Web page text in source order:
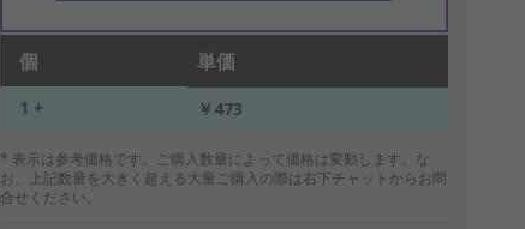
個 単価
1 + ￥473
* 表示は参考価格です。ご購入数量によって価格は変動します。な
お、上記数量を大きく超える大量ご購入の際は右下チャットからお問
合せください。